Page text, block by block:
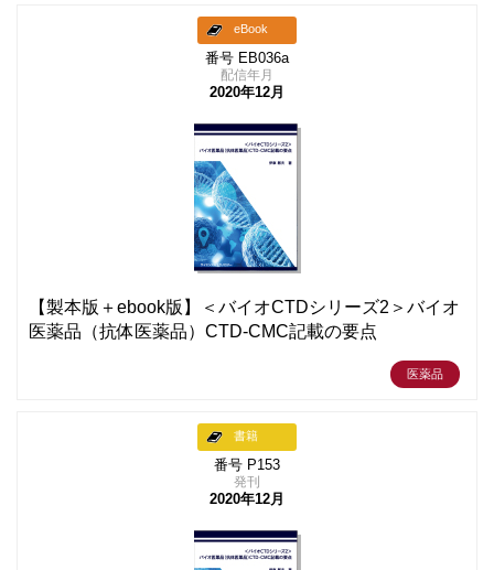
eBook
番号 EB036a
配信年月
2020年12月
【製本版＋ebook版】＜バイオCTDシリーズ2＞バイオ
医薬品（抗体医薬品）CTD-CMC記載の要点
医薬品
書籍
番号 P153
発刊
2020年12月